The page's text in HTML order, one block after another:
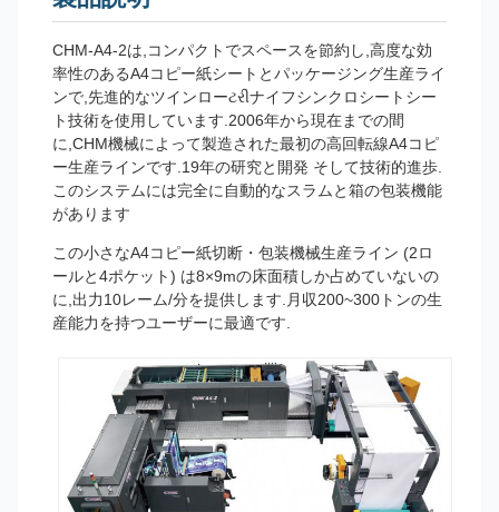
CHM-A4-2は,コンパクトでスペースを節約し,高度な効
率性のあるA4コピー紙シートとパッケージング生産ライ
ンで,先進的なツインローટરીナイフシンクロシートシー
ト技術を使用しています. 2006年から現在までの間
に,CHM機械によって製造された最初の高回転線A4コピ
ー生産ラインです.19年の研究と開発 そして技術的進歩.
このシステムには完全に自動的なスラムと箱の包装機能
があります
この小さなA4コピー紙切断・包装機械生産ライン (2ロ
ールと4ポケット) は8×9mの床面積しか占めていないの
に,出力10レーム/分を提供します.月収200~300トンの生
産能力を持つユーザーに最適です.